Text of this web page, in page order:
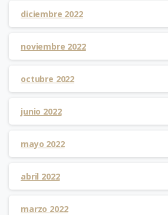
diciembre 2022
noviembre 2022
octubre 2022
junio 2022
mayo 2022
abril 2022
marzo 2022